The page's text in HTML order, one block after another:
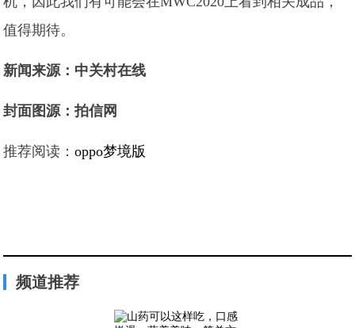
值得期待。
新闻来源：中关村在线
封面图源：拍信网
推荐阅读：oppo梦境版
频道推荐